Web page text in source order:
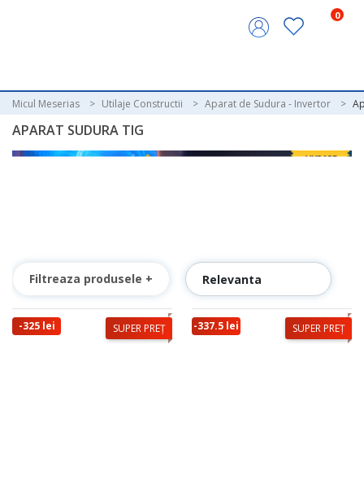
0
Micul Meserias Utilaje Constructii Aparat de Sudura - Invertor
APARAT SUDURA TIG
Filtreaza produsele +
SUPER PREȚ
-325 lei SUPER PREȚ
-337.5 lei